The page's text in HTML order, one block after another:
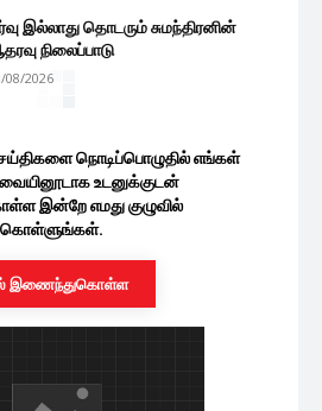
இல்லாது தொடரும் சுமந்திரனின்
நிலைப்பாடு
08/2026
நொடிப்பொழுதில் எங்கள்
உடனுக்குடன்
இன்றே எமது குழுவில்
இணைந்துகொள்ள